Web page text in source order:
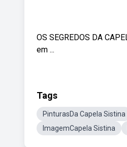
OS SEGREDOS DA
em ...
Tags
PinturasDa Capela Sistina
ImagemCapela Sistina